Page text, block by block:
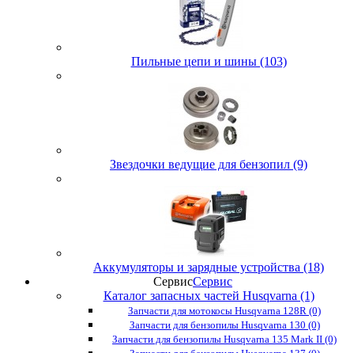
Пильные цепи и шины (103)
Звездочки ведущие для бензопил (9)
Аккумуляторы и зарядные устройства (18)
СервисСервис
Каталог запасных частей Husqvarna (1)
Запчасти для мотокосы Husqvarna 128R (0)
Запчасти для бензопилы Husqvarna 130 (0)
Запчасти для бензопилы Husqvarna 135 Mark II (0)